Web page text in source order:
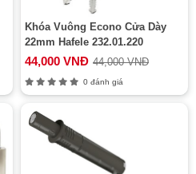
Khóa Vuông Econo Cửa Dày
22mm Hafele 232.01.220
44,000 VNĐ 44,000 VNĐ
0 đánh giá